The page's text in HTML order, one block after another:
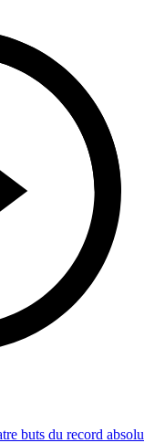
buts du record absolu